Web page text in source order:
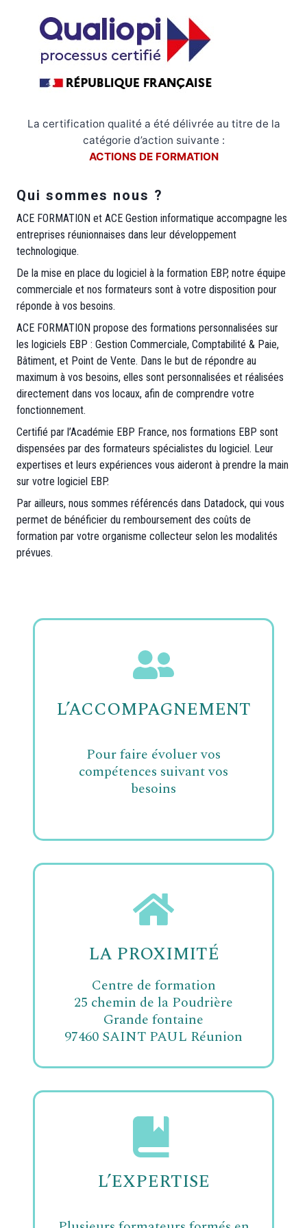
La certification qualité a été délivrée au titre de la
catégorie d’action suivante :
ACTIONS DE FORMATION
Qui sommes nous ?
ACE FORMATION et ACE Gestion informatique accompagne les
entreprises réunionnaises dans leur développement
technologique.
De la mise en place du logiciel à la formation EBP, notre équipe
commerciale et nos formateurs sont à votre disposition pour
réponde à vos besoins.
ACE FORMATION propose des formations personnalisées sur
les logiciels EBP : Gestion Commerciale, Comptabilité & Paie,
Bâtiment, et Point de Vente. Dans le but de répondre au
maximum à vos besoins, elles sont personnalisées et réalisées
directement dans vos locaux, afin de comprendre votre
fonctionnement.
Certifié par l’Académie EBP France, nos formations EBP sont
dispensées par des formateurs spécialistes du logiciel. Leur
expertises et leurs expériences vous aideront à prendre la main
sur votre logiciel EBP.
Par ailleurs, nous sommes référencés dans Datadock, qui vous
permet de bénéficier du remboursement des coûts de
formation par votre organisme collecteur selon les modalités
prévues.
L’ACCOMPAGNEMENT
Pour faire évoluer vos
compétences suivant vos
besoins
LA PROXIMITÉ
Centre de formation
25 chemin de la Poudrière
Grande fontaine
97460 SAINT PAUL Réunion
L’EXPERTISE